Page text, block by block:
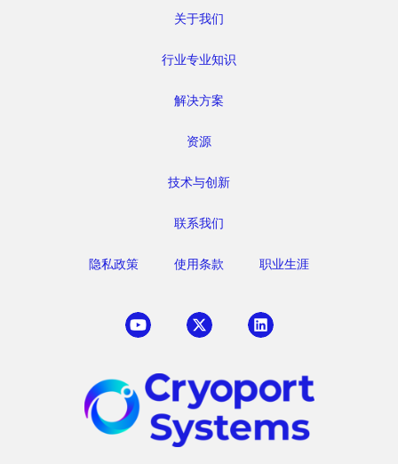
关于我们
行业专业知识
解决方案
资源
技术与创新
联系我们
隐私政策 使用条款 职业生涯